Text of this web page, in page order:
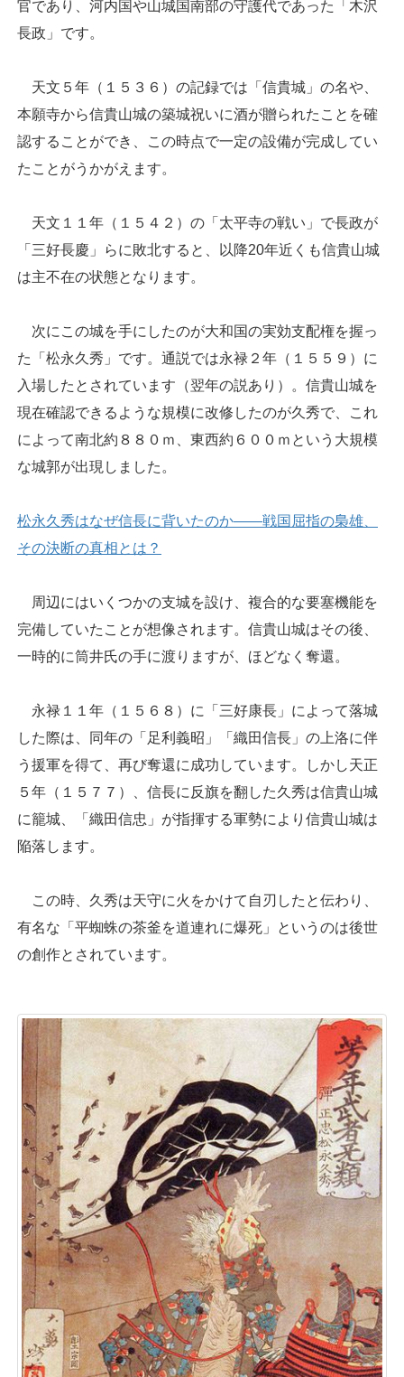
官であり、河内国や山城国南部の守護代であった「木沢
長政」です。
天文５年（１５３６）の記録では「信貴城」の名や、
本願寺から信貴山城の築城祝いに酒が贈られたことを確
認することができ、この時点で一定の設備が完成してい
たことがうかがえます。
天文１１年（１５４２）の「太平寺の戦い」で長政が
「三好長慶」らに敗北すると、以降20年近くも信貴山城
は主不在の状態となります。
次にこの城を手にしたのが大和国の実効支配権を握っ
た「松永久秀」です。通説では永禄２年（１５５９）に
入場したとされています（翌年の説あり）。信貴山城を
現在確認できるような規模に改修したのが久秀で、これ
によって南北約８８０ｍ、東西約６００ｍという大規模
な城郭が出現しました。
松永久秀はなぜ信長に背いたのか――戦国屈指の梟雄、
その決断の真相とは？
周辺にはいくつかの支城を設け、複合的な要塞機能を
完備していたことが想像されます。信貴山城はその後、
一時的に筒井氏の手に渡りますが、ほどなく奪還。
永禄１１年（１５６８）に「三好康長」によって落城
した際は、同年の「足利義昭」「織田信長」の上洛に伴
う援軍を得て、再び奪還に成功しています。しかし天正
５年（１５７７）、信長に反旗を翻した久秀は信貴山城
に籠城、「織田信忠」が指揮する軍勢により信貴山城は
陥落します。
この時、久秀は天守に火をかけて自刃したと伝わり、
有名な「平蜘蛛の茶釜を道連れに爆死」というのは後世
の創作とされています。